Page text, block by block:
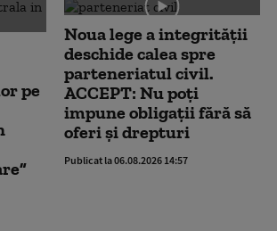
pe
Noua lege a integrității
deschide calea spre
parteneriatul civil.
ACCEPT: Nu poți
impune obligații fără să
oferi și drepturi
Publicat la 06.08.2026 14:57